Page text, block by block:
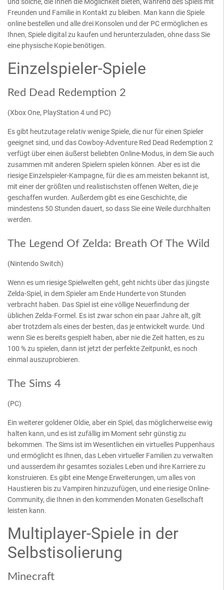
Freunden und Familie in Kontakt zu bleiben. Man kann die Spiele
online bestellen und alle drei Konsolen und der PC ermöglichen es
Ihnen, Spiele digital zu kaufen und herunterzuladen, ohne dass Sie
eine physische Kopie benötigen.
Einzelspieler-Spiele
Red Dead Redemption 2
(Xbox One, PlayStation 4 und PC)
Es gibt heutzutage relativ wenige Spiele, die nur für einen Spieler
geeignet sind, und das Cowboy-Adventure Red Dead Redemption 2
verfügt über einen äußerst beliebten Online-Modus, in dem Sie auch
zusammen mit anderen Spielern spielen können. Aber es ist die
riesige Einzelspieler-Kampagne, für die es am meisten bekannt ist,
mit einer der größten und realistischsten offenen Welten, die je
geschaffen wurden. Außerdem gibt es eine Geschichte, die
mindestens 50 Stunden dauert, so dass Sie eine Weile durchhalten
werden.
The Legend Of Zelda: Breath Of The Wild
(Nintendo Switch)
Wenn es um riesige Spielwelten geht, geht nichts über das jüngste
Zelda-Spiel, in dem Spieler am Ende Hunderte von Stunden
verbracht haben. Das Spiel ist eine völlige Neuerfindung der
üblichen Zelda-Formel. Es ist zwar schon ein paar Jahre alt, gilt
aber trotzdem als eines der besten, das je entwickelt wurde. Und
wenn Sie es bereits gespielt haben, aber nie die Zeit hatten, es zu
100 % zu spielen, dann ist jetzt der perfekte Zeitpunkt, es noch
einmal auszuprobieren.
The Sims 4
(PC)
Ein weiterer goldener Oldie, aber ein Spiel, das möglicherweise ewig
halten kann, und es ist zufällig im Moment sehr günstig zu
bekommen. The Sims ist im Wesentlichen ein virtuelles Puppenhaus
und ermöglicht es Ihnen, das Leben virtueller Familien zu verwalten
und ausserdem ihr gesamtes soziales Leben und ihre Karriere zu
konstruieren. Es gibt eine Menge Erweiterungen, um alles von
Haustieren bis zu Vampiren hinzuzufügen, und eine riesige Online-
Community, die Ihnen in den kommenden Monaten Gesellschaft
leisten kann.
Multiplayer-Spiele in der
Selbstisolierung
Minecraft